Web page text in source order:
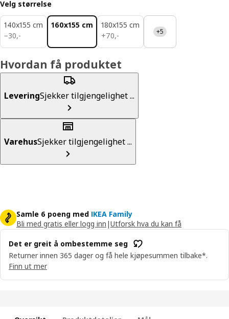
Velg størrelse
140x155 cm
−30,-
30,-
160x155 cm
180x155 cm
+70,-
70,- +5
Hvordan få produktet
LeveringSjekker tilgjengelighet ...
VarehusSjekker tilgjengelighet ...
Samle 6 poeng med IKEA Family
Bli med gratis eller logg inn |Utforsk hva du kan få
Det er greit å ombestemme seg
Returner innen 365 dager og få hele kjøpesummen tilbake*.
Finn ut mer